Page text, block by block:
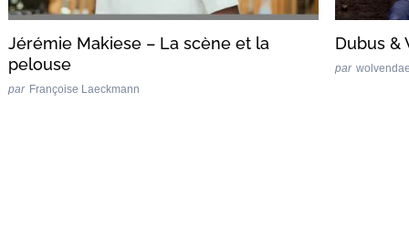
Jérémie Makiese – La scène et la
pelouse
par Françoise Laeckmann
Dubus &
par